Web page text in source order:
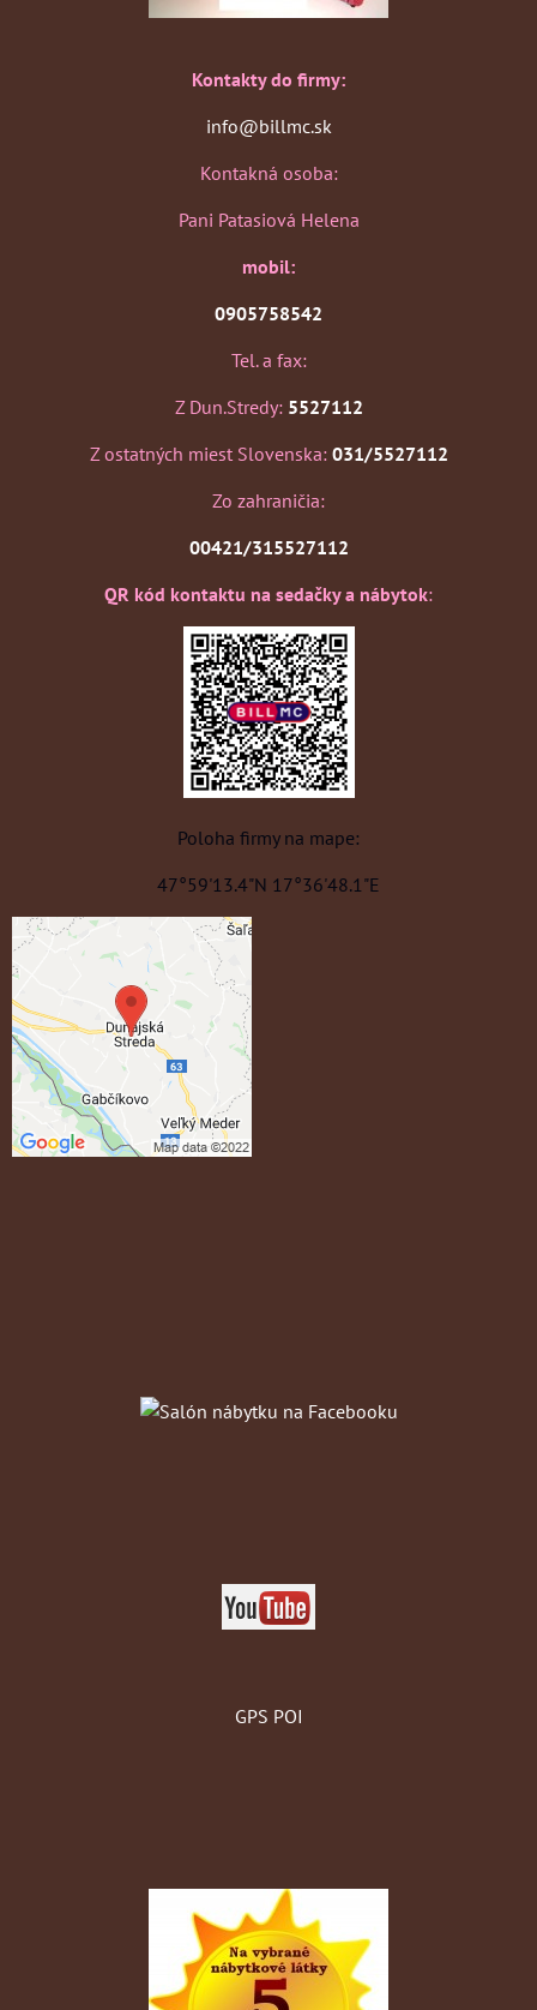
Kontakty do firmy:
info@billmc.sk
Kontakná osoba:
Pani Patasiová Helena
mobil:
0905758542
Tel. a fax:
Z Dun.Stredy: 5527112
Z ostatných miest Slovenska: 031/5527112
Zo zahraničia:
00421/315527112
QR kód kontaktu na sedačky a nábytok:
Poloha firmy na mape:
47°59'13.4"N 17°36'48.1"E
GPS POI